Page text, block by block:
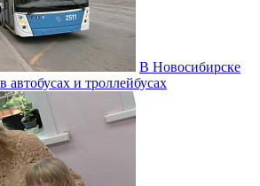
В Новосибирске
автобусах и троллейбусах